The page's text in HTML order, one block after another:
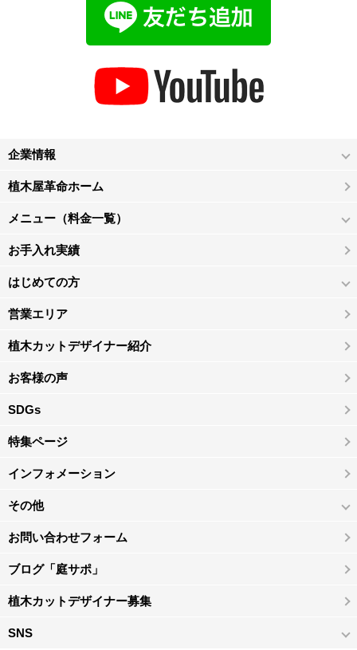
企業情報
植木屋革命ホーム
メニュー（料金一覧）
お手入れ実績
はじめての方
営業エリア
植木カットデザイナー紹介
お客様の声
SDGs
特集ページ
インフォメーション
その他
お問い合わせフォーム
ブログ「庭サポ」
植木カットデザイナー募集
SNS